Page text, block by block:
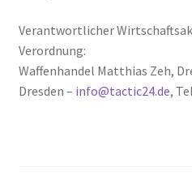
Verantwortlicher
Verordnung:
Waffenhandel Matthias Zeh,
Dresden – info@tactic24.de,